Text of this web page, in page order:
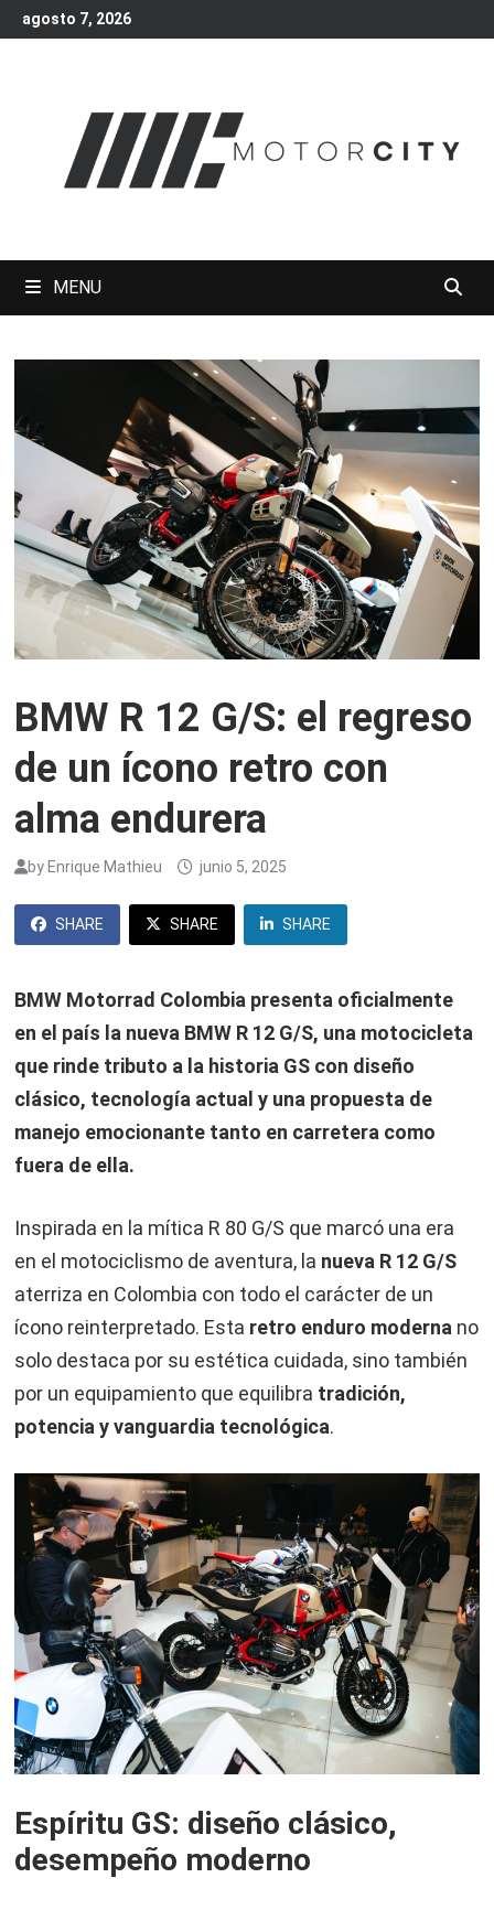
Skip
to
agosto 7, 2026
MENU
BMW R 12 G/S: el regreso
de un ícono retro con
alma endurera
by Enrique Mathieu junio 5, 2025
SHARE SHARE SHARE
BMW Motorrad Colombia presenta oficialmente
en el país la nueva BMW R 12 G/S, una motocicleta
que rinde tributo a la historia GS con diseño
clásico, tecnología actual y una propuesta de
manejo emocionante tanto en carretera como
fuera de ella.
Inspirada en la mítica R 80 G/S que marcó una era
en el motociclismo de aventura, la nueva R 12 G/S
aterriza en Colombia con todo el carácter de un
ícono reinterpretado. Esta retro enduro moderna no
solo destaca por su estética cuidada, sino también
por un equipamiento que equilibra tradición,
potencia y vanguardia tecnológica.
Espíritu GS: diseño clásico,
desempeño moderno